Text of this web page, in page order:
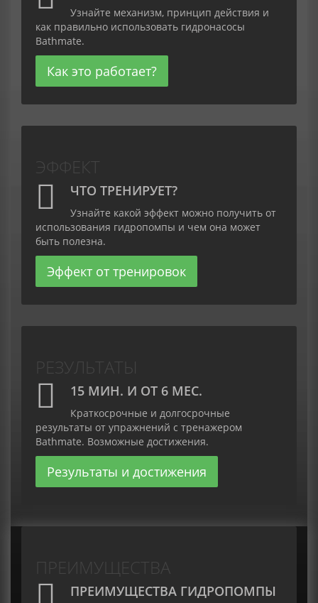
Узнайте механизм, принцип действия и
как правильно использовать гидронасосы
Bathmate.
Как это работает?
ЭФФЕКТ
ЧТО ТРЕНИРУЕТ?
Узнайте какой эффект можно получить от
использования гидропомпы и чем она может
быть полезна.
Эффект от тренировок
РЕЗУЛЬТАТЫ
15 МИН. И ОТ 6 МЕС.
Краткосрочные и долгосрочные
результаты от упражнений с тренажером
Bathmate. Возможные достижения.
Результаты и достижения
ПРЕИМУЩЕСТВА
ПРЕИМУЩЕСТВА ГИДРОПОМПЫ